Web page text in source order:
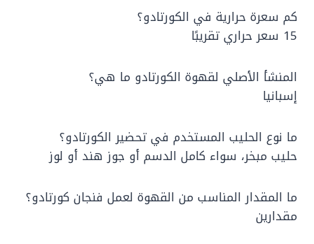
كم سعرة حرارية في الكورتادو؟
15 سعر حراري تقريبًا
المنشأ الأصلي لقهوة الكورتادو ما هي؟
إسبانيا
ما نوع الحليب المستخدم في تحضير الكورتادو؟
حليب مبخر، سواء كامل الدسم أو جوز هند أو لوز
ما المقدار المناسب من القهوة لعمل فنجان كورتادو؟
مقدارين